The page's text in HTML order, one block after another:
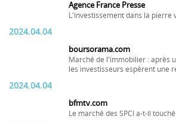
Agence France Presse
L'investissement dans la pierre
2024.04.04
boursorama.com
Marché de l'immobilier : après
les investisseurs espèrent une
2024.04.04
bfmtv.com
Le marché des SPCI a-t-il